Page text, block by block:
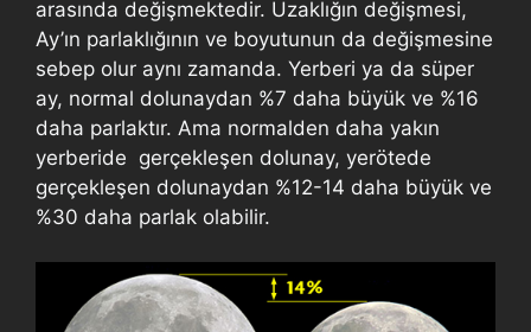
arasında değişmektedir. Uzaklığın değişmesi,
Ay’ın parlaklığının ve boyutunun da değişmesine
sebep olur aynı zamanda. Yerberi ya da süper
ay, normal dolunaydan %7 daha büyük ve %16
daha parlaktır. Ama normalden daha yakın
yerberide gerçekleşen dolunay, yerötede
gerçekleşen dolunaydan %12-14 daha büyük ve
%30 daha parlak olabilir.